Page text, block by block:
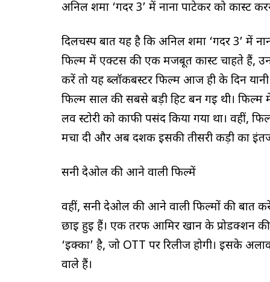
अनिल शर्मा ‘गदर 3’ में नाना पाटेकर को कास्ट
दिलचस्प बात यह है कि अनिल शर्मा ‘गदर 3’ में
फिल्म में एक्टर्स की एक मजबूत कास्ट चाहते हैं,
करें तो यह ब्लॉकबस्टर फिल्म आज ही के दिन
फिल्म साल की सबसे बड़ी हिट बन गई थी।
लव स्टोरी को काफी पसंद किया गया था।
मचा दी और अब दर्शक इसकी तीसरी कड़ी का
सनी देओल की आने वाली फिल्में
वहीं, सनी देओल की आने वाली फिल्मों की बात
छाई हुई हैं। एक तरफ आमिर खान के प्रोडक्शन की
‘इक्का’ है, जो OTT पर रिलीज होगी। इसके
वाले हैं।